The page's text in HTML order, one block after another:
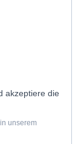
akzeptiere die
unserem